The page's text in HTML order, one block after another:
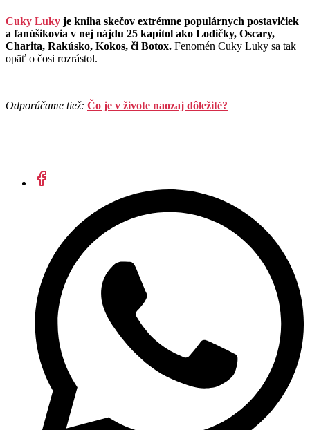
Cuky Luky je kniha skečov extrémne populárnych postavičiek
a fanúšikovia v nej nájdu 25 kapitol ako Lodičky, Oscary,
Charita, Rakúsko, Kokos, či Botox. Fenomén Cuky Luky sa tak
opäť o čosi rozrástol.
Odporúčame tiež: Čo je v živote naozaj dôležité?